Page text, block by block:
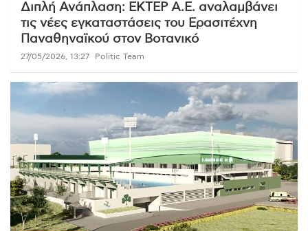
Διπλή Ανάπλαση: ΕΚΤΕΡ Α.Ε. αναλαμβάνει
τις νέες εγκαταστάσεις του Ερασιτέχνη
Παναθηναϊκού στον Βοτανικό
27/05/2026, 13:27 Politic Team